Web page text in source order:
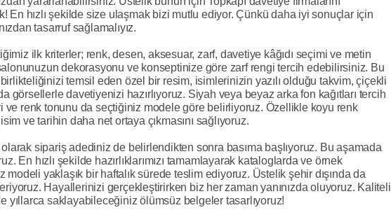
En hızlı şekilde size ulaşmak bizi mutlu ediyor. Çünkü daha iyi sonuçlar için
tasarruf sağlamalıyız.
ilk kriterler; renk, desen, aksesuar, zarf, davetiye kâğıdı seçimi ve metin
dekorasyonu ve konseptinize göre zarf rengi tercih edebilirsiniz. Bu
temsil eden özel bir resim, isimlerinizin yazılı olduğu takvim, çiçekli
görsellerle davetiyenizi hazırlıyoruz. Siyah veya beyaz arka fon kağıtları tercih
ve renk tonunu da seçtiğiniz modele göre belirliyoruz. Özellikle koyu renk
ve tarihin daha net ortaya çıkmasını sağlıyoruz.
sipariş adediniz de belirlendikten sonra basıma başlıyoruz. Bu aşamada
En hızlı şekilde hazırlıklarımızı tamamlayarak kataloglarda ve örnek
yaklaşık bir haftalık sürede teslim ediyoruz. Üstelik şehir dışında da
Hayallerinizi gerçekleştirirken biz her zaman yanınızda oluyoruz. Kaliteli
yıllarca saklayabileceğiniz ölümsüz belgeler tasarlıyoruz!